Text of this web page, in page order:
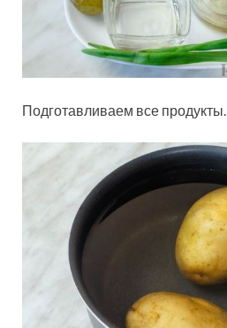
Подготавливаем все продукты.